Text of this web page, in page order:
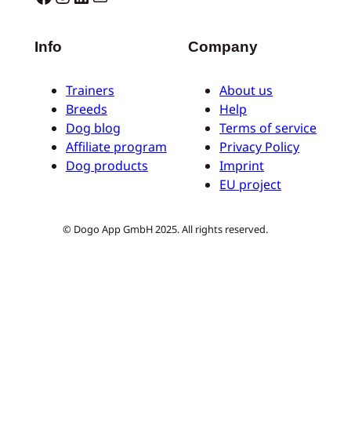
Info
Trainers
Breeds
Dog blog
Affiliate program
Dog products
Company
About us
Help
Terms of service
Privacy Policy
Imprint
EU project
© Dogo App GmbH 2025. All rights reserved.